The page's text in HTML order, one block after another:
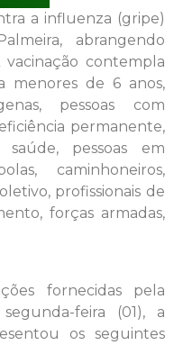
a influenza (gripe)
abrangendo
vacinação contempla
menores de 6 anos,
pessoas com
permanente,
saúde, pessoas em
caminhoneiros,
profissionais de
forças armadas,
fornecidas pela
feira (01), a
os seguintes